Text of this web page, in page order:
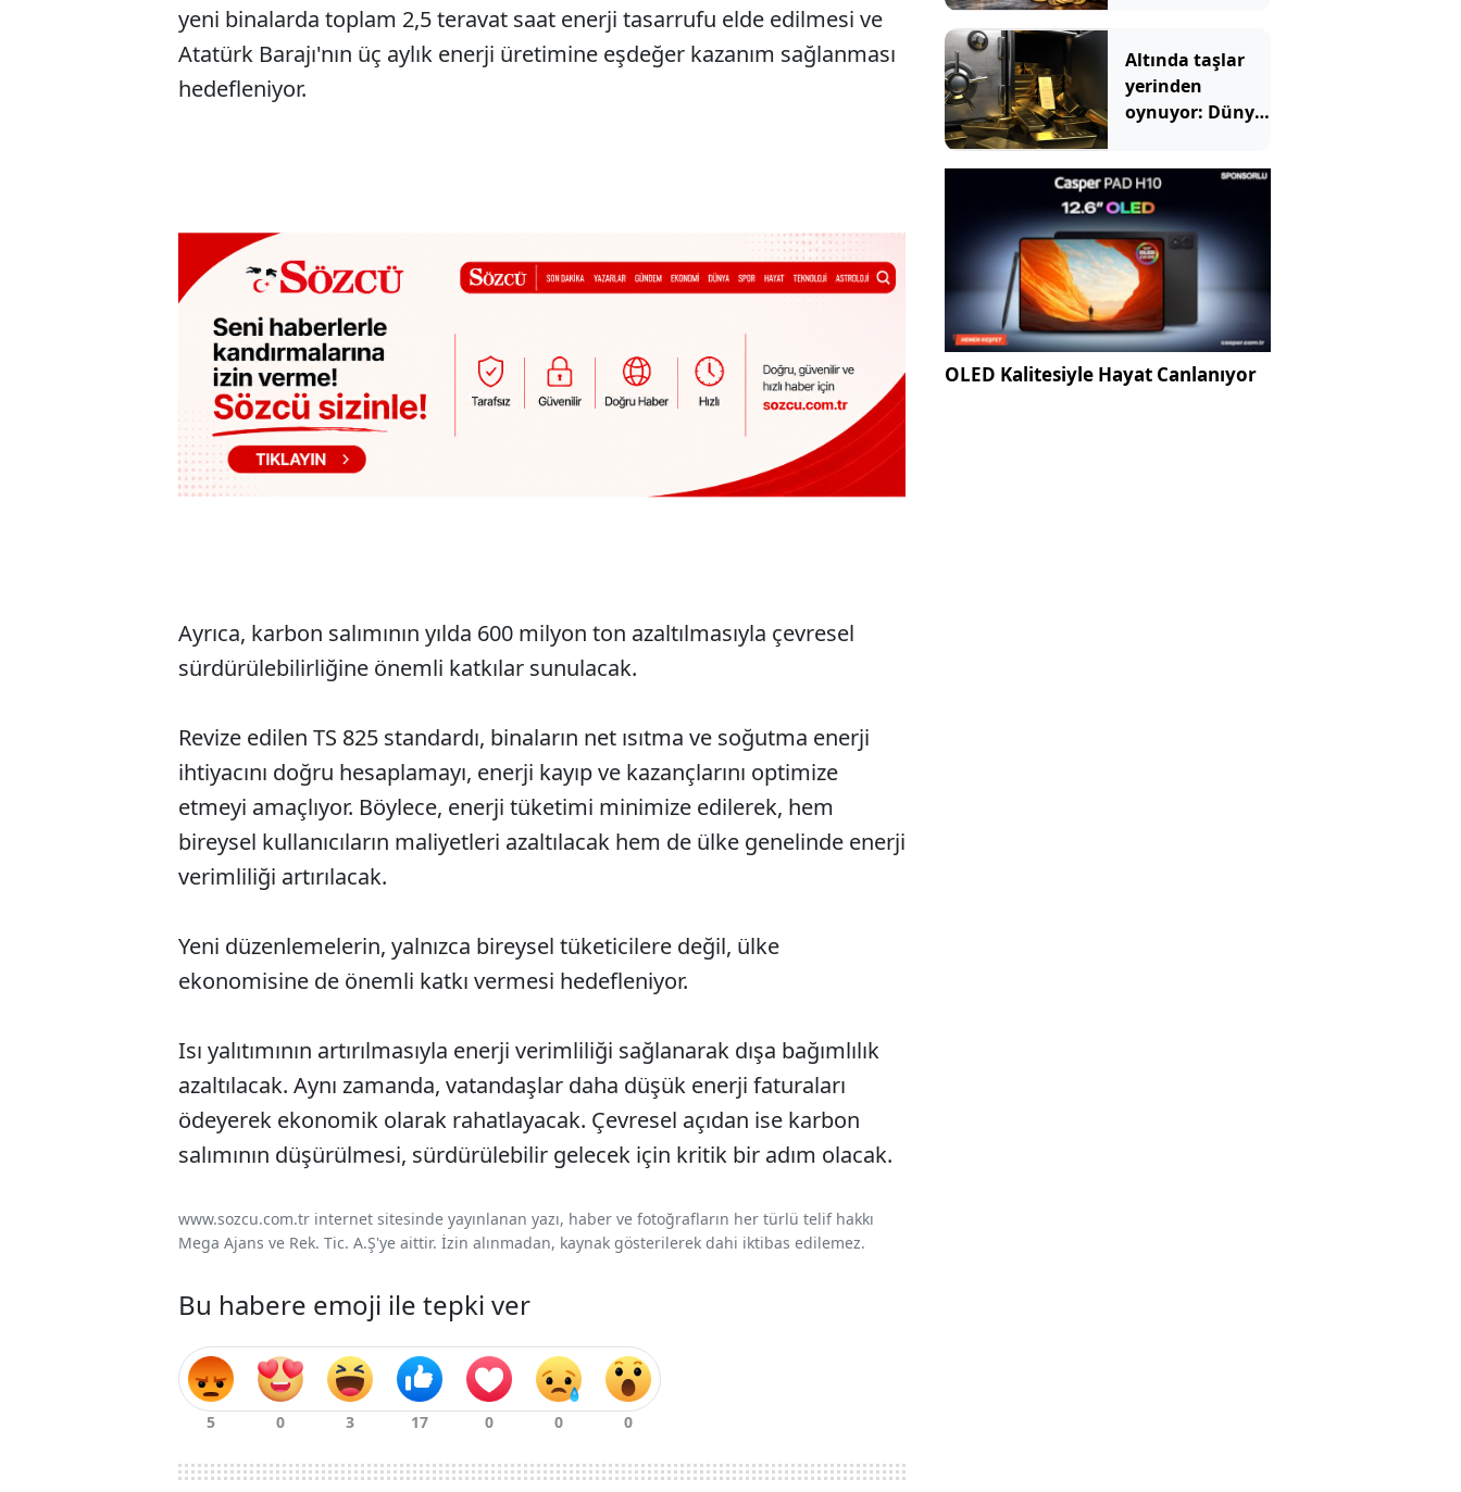
yeni binalarda toplam 2,5 teravat saat enerji tasarrufu elde edilmesi ve
Atatürk Barajı'nın üç aylık enerji üretimine eşdeğer kazanım sağlanması
hedefleniyor.
Ayrıca, karbon salımının yılda 600 milyon ton azaltılmasıyla çevresel
sürdürülebilirliğine önemli katkılar sunulacak.
Revize edilen TS 825 standardı, binaların net ısıtma ve soğutma enerji
ihtiyacını doğru hesaplamayı, enerji kayıp ve kazançlarını optimize
etmeyi amaçlıyor. Böylece, enerji tüketimi minimize edilerek, hem
bireysel kullanıcıların maliyetleri azaltılacak hem de ülke genelinde enerji
verimliliği artırılacak.
Yeni düzenlemelerin, yalnızca bireysel tüketicilere değil, ülke
ekonomisine de önemli katkı vermesi hedefleniyor.
Isı yalıtımının artırılmasıyla enerji verimliliği sağlanarak dışa bağımlılık
azaltılacak. Aynı zamanda, vatandaşlar daha düşük enerji faturaları
ödeyerek ekonomik olarak rahatlayacak. Çevresel açıdan ise karbon
salımının düşürülmesi, sürdürülebilir gelecek için kritik bir adım olacak.
www.sozcu.com.tr internet sitesinde yayınlanan yazı, haber ve fotoğrafların her türlü telif hakkı
Mega Ajans ve Rek. Tic. A.Ş'ye aittir. İzin alınmadan, kaynak gösterilerek dahi iktibas edilemez.
Bu habere emoji ile tepki ver
Altında taşlar
yerinden
oynuyor: Dünya
sonra tarihi
hamle
OLED Kalitesiyle Hayat Canlanıyor